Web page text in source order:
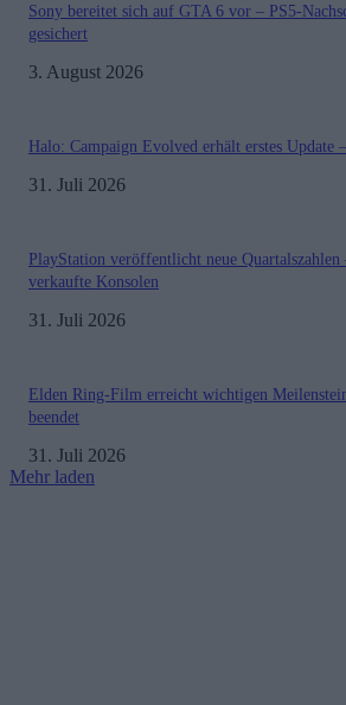
Sony bereitet sich auf GTA 6 vor – PS5-
gesichert
3. August 2026
Halo: Campaign Evolved erhält erstes Update
31. Juli 2026
PlayStation veröffentlicht neue
verkaufte Konsolen
31. Juli 2026
Elden Ring-Film erreicht wichtigen
beendet
31. Juli 2026
Mehr laden